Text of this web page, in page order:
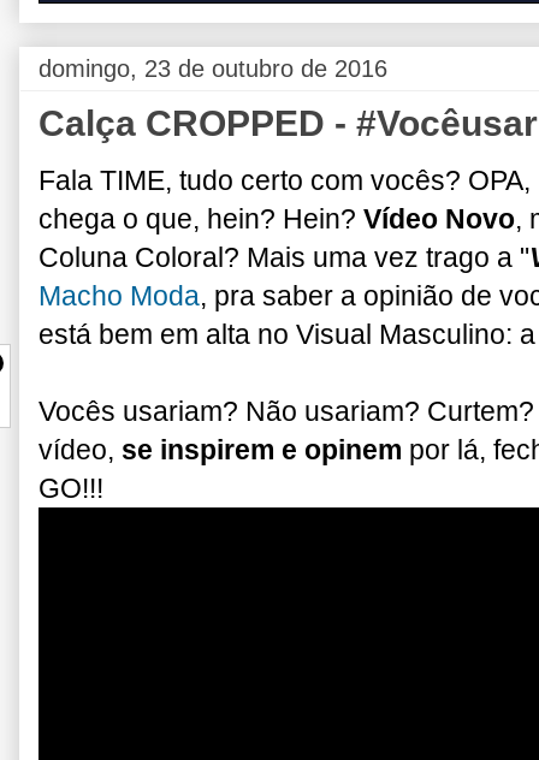
domingo, 23 de outubro de 2016
Calça CROPPED -
Fala TIME, tudo certo com vocês?
chega o que, hein? Hein? Vídeo Novo,
Coluna Coloral? Mais uma vez trago a "
Macho Moda, pra saber a opinião de
está bem em alta no Visual Masculino:
Vocês usariam? Não usariam?
vídeo, se inspirem e opinem por lá,
GO!!!